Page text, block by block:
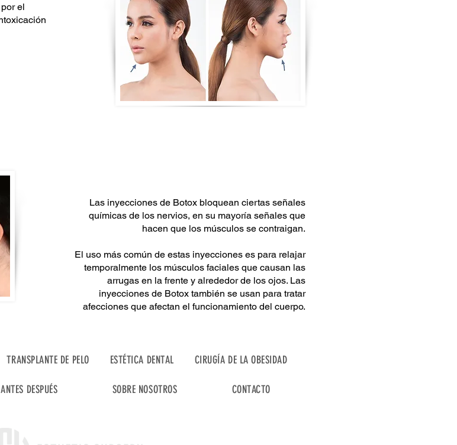
el
Las inyecciones de Botox bloquean ciertas señales
químicas de los nervios, en su mayoría señales que
hacen que los músculos se contraigan.
El uso más común de estas inyecciones es para relajar
temporalmente los músculos faciales que causan las
arrugas en la frente y alrededor de los ojos. Las
inyecciones de Botox también se usan para tratar
afecciones que afectan el funcionamiento del cuerpo.
TRANSPLANTE DE PELO ESTÉTICA DENTAL CIRUGÍA DE LA OBESIDAD
ANTES DESPUÉS SOBRE NOSOTROS CONTACTO